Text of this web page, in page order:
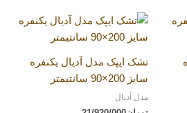
تشک ایپک مدل آدیال یکنفره
سایز 200×90 سانتیمتر
مدل آدیال